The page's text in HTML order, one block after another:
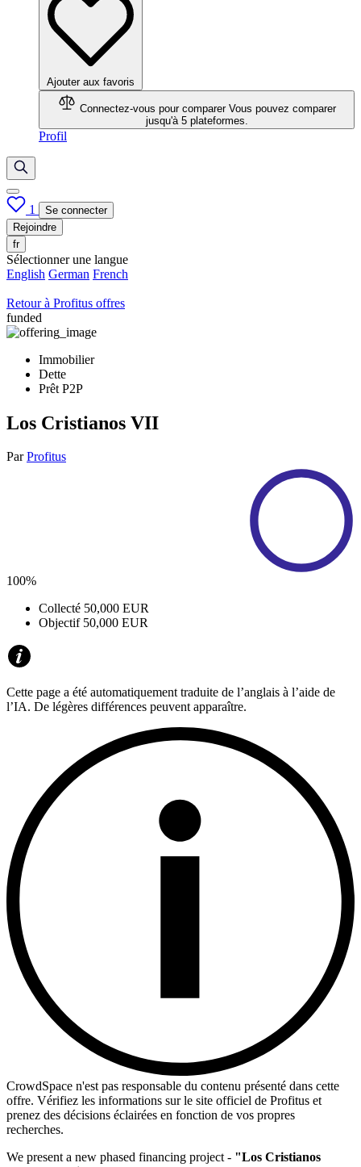
Ajouter aux favoris
Connectez-vous pour comparer Vous pouvez comparer
jusqu'à 5 plateformes.
Profil
1
Se connecter
Rejoindre
fr
Sélectionner une langue
English German French
Retour à Profitus offres
funded
Immobilier
Dette
Prêt P2P
Los Cristianos VII
Par Profitus
100%
Collecté 50,000 EUR
Objectif 50,000 EUR
Cette page a été automatiquement traduite de l’anglais à l’aide de
l’IA. De légères différences peuvent apparaître.
CrowdSpace n'est pas responsable du contenu présenté dans cette
offre. Vérifiez les informations sur le site officiel de Profitus et
prenez des décisions éclairées en fonction de vos propres
recherches.
We present a new phased financing project - "Los Cristianos